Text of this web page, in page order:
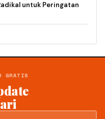
untuk Peringatan
GRATIS